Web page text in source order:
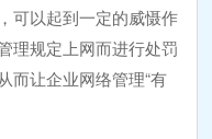
可以起到一定的威慑作
理规定上网而进行处罚
而让企业网络管理“有